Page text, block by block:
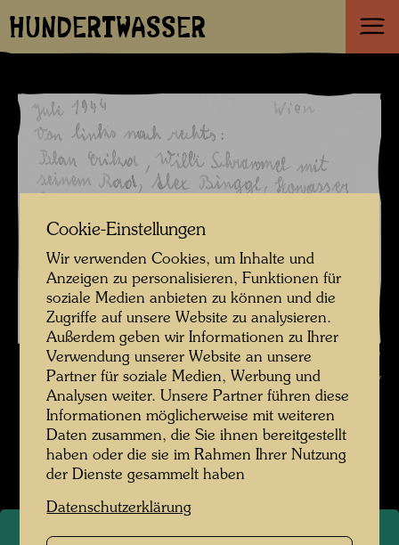
HUNDERTWASSER
Friedrich Stowasser mit Freunden , Fotograf: Gerhard Schmied ©
Hundertwasser Archiv
Kindheit und Jugend
Bildergalerie öffnen
Cookie-Einstellungen
Wir verwenden Cookies, um Inhalte und
Anzeigen zu personalisieren, Funktionen für
soziale Medien anbieten zu können und die
Zugriffe auf unsere Website zu analysieren.
Außerdem geben wir Informationen zu Ihrer
Verwendung unserer Website an unsere
Partner für soziale Medien, Werbung und
Analysen weiter. Unsere Partner führen diese
Informationen möglicherweise mit weiteren
Daten zusammen, die Sie ihnen bereitgestellt
haben oder die sie im Rahmen Ihrer Nutzung
der Dienste gesammelt haben
Datenschutzerklärung